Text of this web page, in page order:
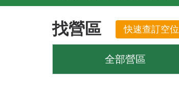
找營區 快速查訂空位
全部營區